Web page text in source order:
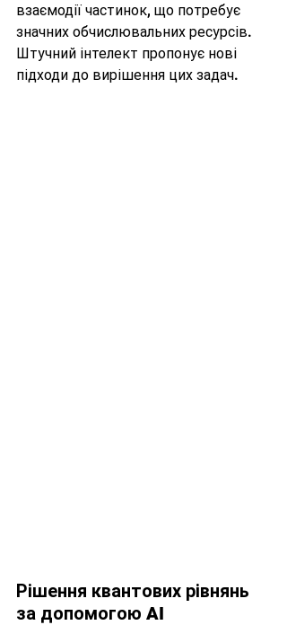
взаємодії частинок, що потребує
значних обчислювальних ресурсів.
Штучний інтелект пропонує нові
підходи до вирішення цих задач.
Рішення квантових рівнянь
за допомогою AI